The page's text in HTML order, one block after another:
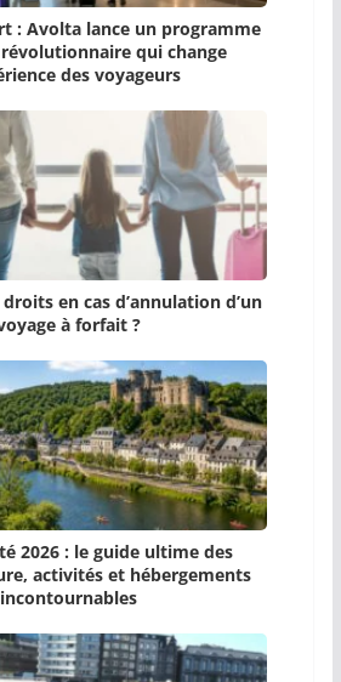
: Avolta lance un programme
qui change
des voyageurs
en cas d’annulation d’un
à forfait ?
2026 : le guide ultime des
activités et hébergements
incontournables